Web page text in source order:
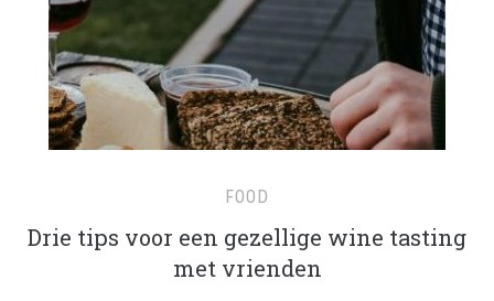
FOOD
Drie tips voor een gezellige wine tasting
met vrienden